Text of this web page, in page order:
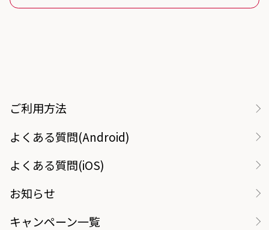
ご利用方法
よくある質問(Android)
よくある質問(iOS)
お知らせ
キャンペーン一覧